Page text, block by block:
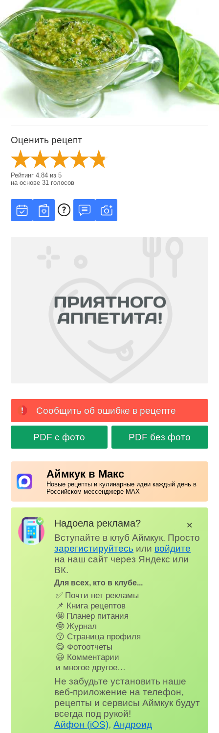
Оценить рецепт
Рейтинг4.84 из5
на основе31 голосов
Сообщить об ошибке в рецепте
PDF с фото PDF без фото
Аймкук в Макс
Новые рецепты и кулинарные идеи каждый день в
Российском мессенджере MAX
Надоела реклама?
Вступайте в клуб Аймкук. Просто
зарегистируйтесь или войдите
на наш сайт через Яндекс или
ВК.
Для всех, кто в клубе...
✅ Почти нет рекламы
📌 Книга рецептов
🤩 Планер питания
🤓 Журнал
😗 Страница профиля
😋 Фотоотчеты
😃 Комментарии
и многое другое…
Не забудьте установить наше
веб-приложение на телефон,
рецепты и сервисы Аймкук будут
всегда под рукой!
Айфон (iOS),Андроид
✕